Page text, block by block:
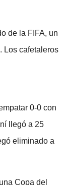
de la FIFA, un
Los cafetaleros
0-0 con
llegó a 25
eliminado a
Copa del